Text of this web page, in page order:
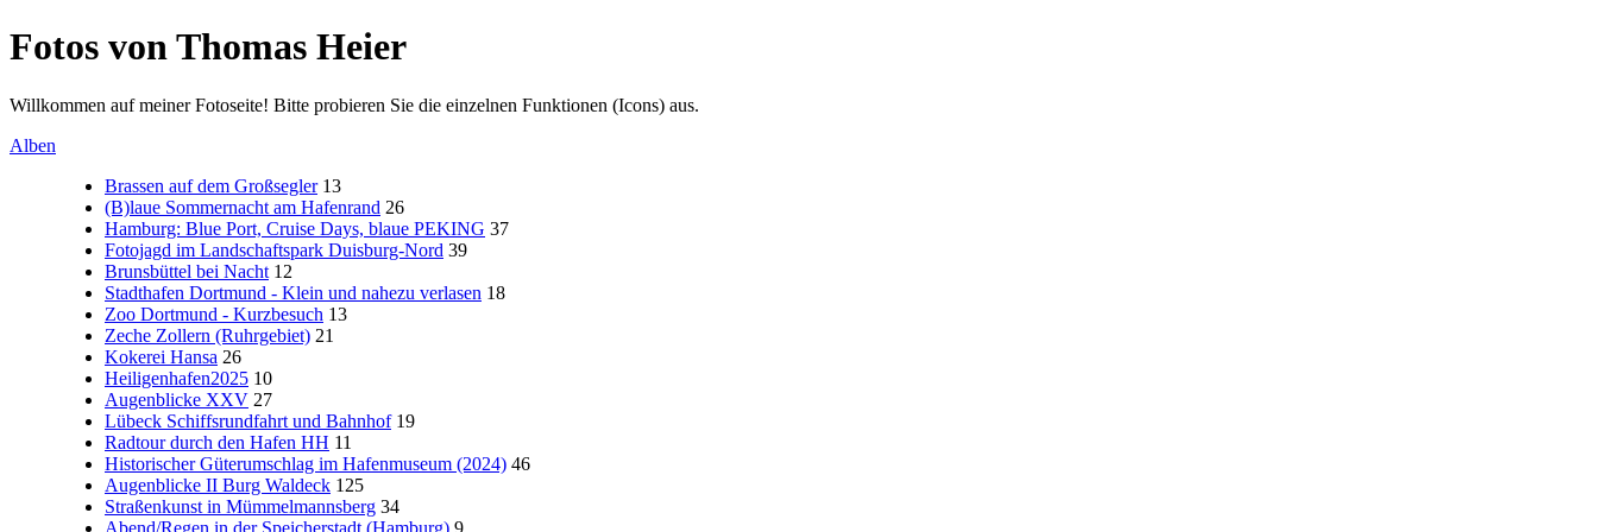
Fotos von Thomas Heier
Willkommen auf meiner Fotoseite! Bitte probieren Sie die einzelnen Funktionen (Icons) aus.
Alben
Brassen auf dem Großsegler 13
(B)laue Sommernacht am Hafenrand 26
Hamburg: Blue Port, Cruise Days, blaue PEKING 37
Fotojagd im Landschaftspark Duisburg-Nord 39
Brunsbüttel bei Nacht 12
Stadthafen Dortmund - Klein und nahezu verlasen 18
Zoo Dortmund - Kurzbesuch 13
Zeche Zollern (Ruhrgebiet) 21
Kokerei Hansa 26
Heiligenhafen2025 10
Augenblicke XXV 27
Lübeck Schiffsrundfahrt und Bahnhof 19
Radtour durch den Hafen HH 11
Historischer Güterumschlag im Hafenmuseum (2024) 46
Augenblicke II Burg Waldeck 125
Straßenkunst in Mümmelmannsberg 34
Abend/Regen in der Speicherstadt (Hamburg) 9